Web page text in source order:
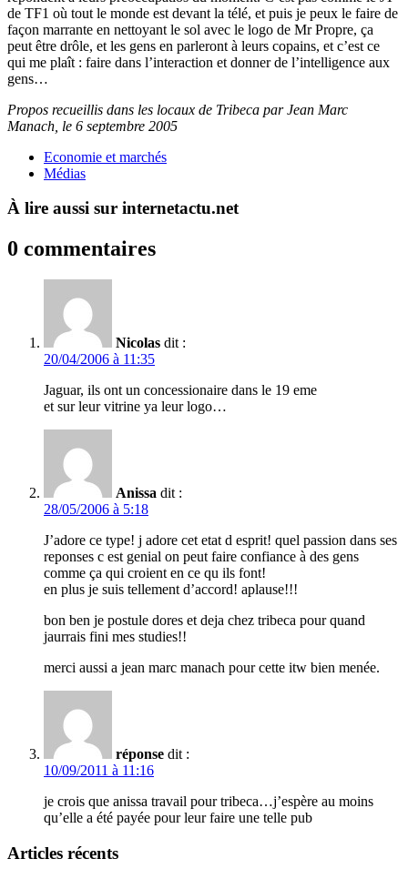
de TF1 où tout le monde est devant la télé, et puis je peux le faire de
façon marrante en nettoyant le sol avec le logo de Mr Propre, ça
peut être drôle, et les gens en parleront à leurs copains, et c’est ce
qui me plaît : faire dans l’interaction et donner de l’intelligence aux
gens…
Propos recueillis dans les locaux de Tribeca par Jean Marc
Manach, le 6 septembre 2005
Economie et marchés
Médias
À lire aussi sur internetactu.net
0 commentaires
Nicolas dit :
20/04/2006 à 11:35
Jaguar, ils ont un concessionaire dans le 19 eme
et sur leur vitrine ya leur logo…
Anissa dit :
28/05/2006 à 5:18
J’adore ce type! j adore cet etat d esprit! quel passion dans ses
reponses c est genial on peut faire confiance à des gens
comme ça qui croient en ce qu ils font!
en plus je suis tellement d’accord! aplause!!!
bon ben je postule dores et deja chez tribeca pour quand
jaurrais fini mes studies!!
merci aussi a jean marc manach pour cette itw bien menée.
réponse dit :
10/09/2011 à 11:16
je crois que anissa travail pour tribeca…j’espère au moins
qu’elle a été payée pour leur faire une telle pub
Articles récents